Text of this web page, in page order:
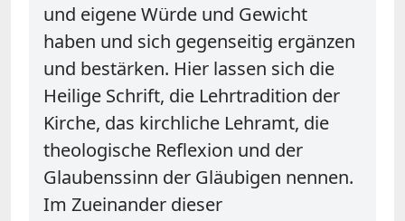
und eigene Würde und Gewicht
haben und sich gegenseitig ergänzen
und bestärken. Hier lassen sich die
Heilige Schrift, die Lehrtradition der
Kirche, das kirchliche Lehramt, die
theologische Reflexion und der
Glaubenssinn der Gläubigen nennen.
Im Zueinander dieser